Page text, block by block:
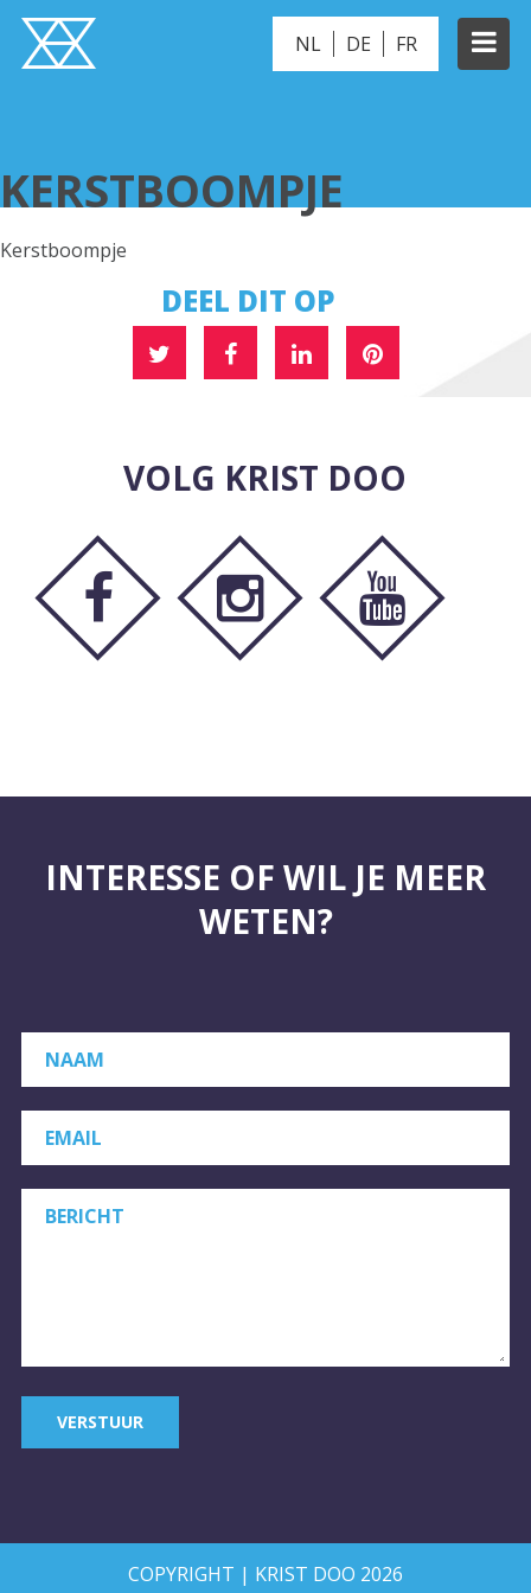
NL DE FR
KERSTBOOMPJE
Kerstboompje
DEEL DIT OP
VOLG KRIST DOO
INTERESSE OF WIL JE MEER
WETEN?
VERSTUUR
COPYRIGHT | KRIST DOO 2026